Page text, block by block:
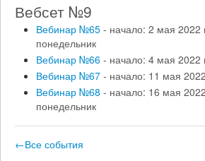
Вебсет №9
Вебинар №65 - начало: 2 мая 2022
понедельник
Вебинар №66 - начало: 4 мая 2022
Вебинар №67 - начало: 11 мая
Вебинар №68 - начало: 16 мая
понедельник
←Все события